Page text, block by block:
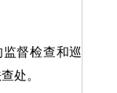
督检查和巡
处。